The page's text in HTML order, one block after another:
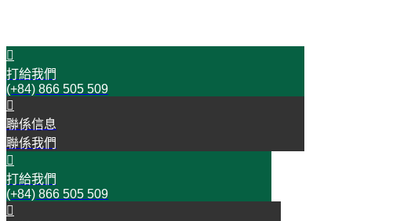
打給我們
(+84) 866 505 509
聯係信息
聯係我們
打給我們
(+84) 866 505 509